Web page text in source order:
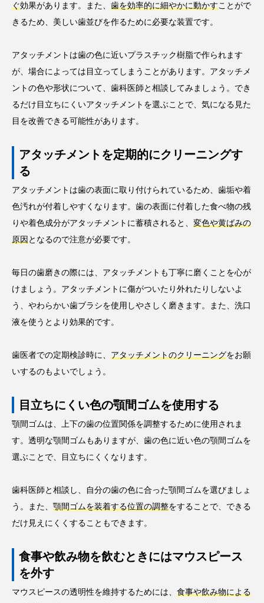
ぐ効果があります。また、 歯を効率的に細やかに動かす ことがで
きるため、美しい歯並びを作るために必要な装置です。
アタッチメントは歯の色に近いプラスチック樹脂で作られます
が、場合によっては目立ってしまうことがあります。アタッチメ
ントの色や形状について、歯科医師と相談してみましょう。でき
るだけ目立ちにくいアタッチメントを選ぶことで、気になる見た
目を改善できる可能性があります。
アタッチメントを定期的にクリーニングす
る
アタッチメントは歯の表面に取り付けられているため、歯垢や着
色汚れが付着しやすくなります。歯の表面に付着した食べ物の残
りや着色成分がアタッチメントに蓄積されると、 変色や黄ばみの
原因 となるので注意が必要です。
毎日の歯磨きの際には、アタッチメントも丁寧に磨くことを心が
けましょう。アタッチメントに傷がついたり外れたりしないよ
う、やわらかい歯ブラシを使用しやさしく磨きます。また、洗口
液を使うとより効果的です。
歯医者での定期検診時に、 アタッチメントのクリーニングをお願
いするのもよいでしょう。
目立ちにくい色の顎間ゴムを使用する
顎間ゴムは、上下の歯の位置関係を調整するために使用されま
す。透明な顎間ゴムもありますが、歯の色に近い色の顎間ゴムを
選ぶことで、目立ちにくくなります。
歯科医師と相談し、自分の歯の色に合った顎間ゴムを選びましょ
う。また、 顎間ゴムを装着する位置の調整をすることで、できる
だけ見えにくくすることもできます。
食事や飲み物を飲むときにはマウスピース
を外す
マウスピースの透明性を維持するためには、 食事や飲み物による